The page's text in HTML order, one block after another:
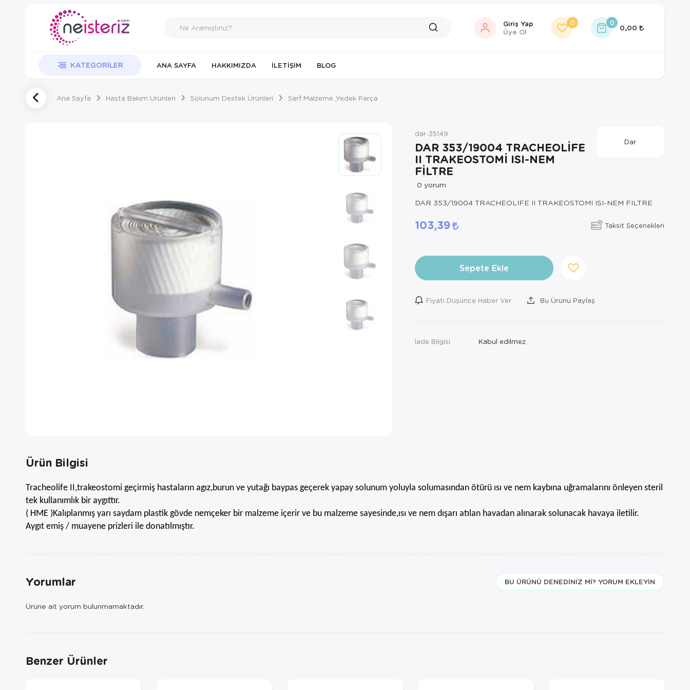
Giriş Yap
Üye Ol
0 0
0,00
KATEGORILER ANA SAYFA HAKKIMIZDA İLETIŞIM BLOG
Ana Sayfa Hasta Bakım Ürünleri Solunum Destek Ürünleri Sarf Malzeme ,Yedek Parça
dar-35149
DAR 353/19004 TRACHEOLİFE
II TRAKEOSTOMİ ISI-NEM
FİLTRE
0 yorum
Dar
DAR 353/19004 TRACHEOLİFE II TRAKEOSTOMİ ISI-NEM FİLTRE
103,39 Taksit Seçenekleri
Sepete Ekle
Fiyatı Düşünce Haber Ver Bu Ürünü Paylaş
İade Bilgisi:
Ürün Bilgisi
Tracheolife II,trakeostomi geçirmiş hastaların agız,burun ve yutağı baypas geçerek yapay solunum yoluyla solumasından ötürü ısı ve nem kaybına uğramalarını önleyen steril
tek kullanımlık bir aygıttır.
( HME )Kalıplanmış yarı saydam plastik gövde nemçeker bir malzeme içerir ve bu malzeme sayesinde,ısı ve nem dışarı atılan havadan alınarak solunacak havaya iletilir.
Aygıt emiş / muayene prizleri ile donatılmıştır.
Yorumlar BU ÜRÜNÜ DENEDINIZ MI? YORUM EKLEYIN
Ürüne ait yorum bulunmamaktadır.
Benzer Ürünler